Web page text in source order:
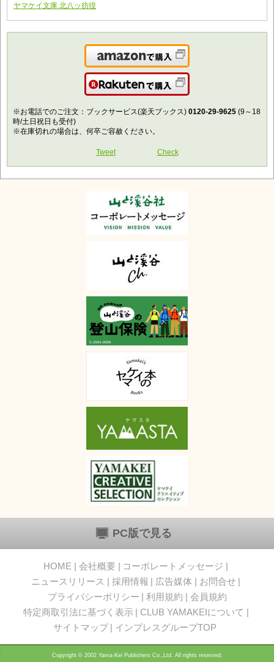
ヤマケイ文庫 北八ッ彷徨
Amazonで購入
楽天で購入
※お電話でのご注文：ブックサービス(楽天ブックス) 0120-29-9625 (9～18
時/土日祝日も受付)
※在庫切れの場合は、何卒ご容赦ください。
Tweet Check
PC版で見る
HOME 会社概要
コーポレートメッセージ
ニュースリリース
採用情報 広告媒体
お問合せ
プライバシーポリシー
利用規約
会員規約
特定商取引法に基づく表示
CLUB YAMAKEIについて
サイトマップ
インプレスグループTOP
Copyright © 2002 Yama-Kei Publishers Co.,Ltd. All rights reserved.